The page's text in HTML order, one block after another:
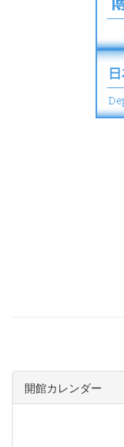
開館カレンダー